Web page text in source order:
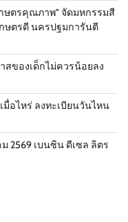
ษตรคุณภาพ" จัดมหกรรมสี
ษตรดี นครปฐมการันตี
สของเด็กไม่ควรน้อยลง
มื่อไหร่ ลงทะเบียนวันไหน
2569 เบนซิน ดีเซล ลิตร